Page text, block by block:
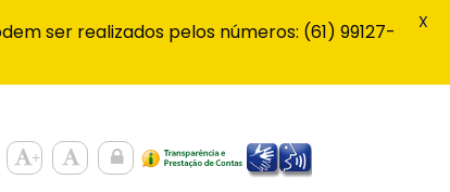
ser realizados pelos números: (61) 99127-
X